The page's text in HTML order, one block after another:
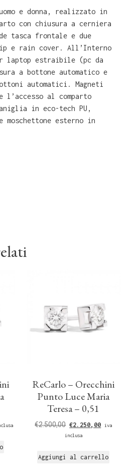
e donna, realizzato in
con chiusura a cerniera
tasca frontale e due
e rain cover. All’Interno
laptop estraibile (pc da
a bottone automatico e
automatici. Magneti
al comparto
in eco-tech PU,
esterno in
ReCarlo – Orecchini
Punto Luce Maria
Teresa – 0,51
€2.500,00 €2.250,00
iva
inclusa
Aggiungi al carrello